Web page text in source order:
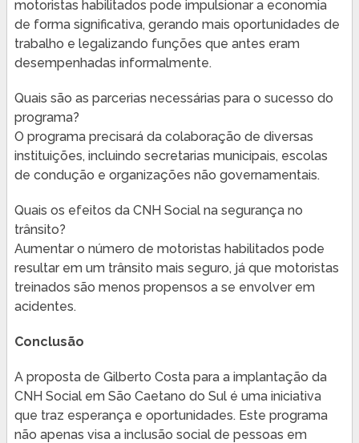
motoristas habilitados pode impulsionar a economia
de forma significativa, gerando mais oportunidades de
trabalho e legalizando funções que antes eram
desempenhadas informalmente.
Quais são as parcerias necessárias para o sucesso do
programa?
O programa precisará da colaboração de diversas
instituições, incluindo secretarias municipais, escolas
de condução e organizações não governamentais.
Quais os efeitos da CNH Social na segurança no
trânsito?
Aumentar o número de motoristas habilitados pode
resultar em um trânsito mais seguro, já que motoristas
treinados são menos propensos a se envolver em
acidentes.
Conclusão
A proposta de Gilberto Costa para a implantação da
CNH Social em São Caetano do Sul é uma iniciativa
que traz esperança e oportunidades. Este programa
não apenas visa a inclusão social de pessoas em